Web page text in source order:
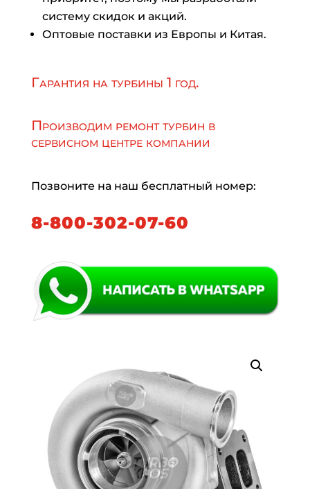
систему скидок и акций.
Оптовые поставки из Европы и Китая.
Гарантия на турбины 1 год.
Производим ремонт турбин в
сервисном центре компании
Позвоните на наш бесплатный номер:
8-800-302-07-60